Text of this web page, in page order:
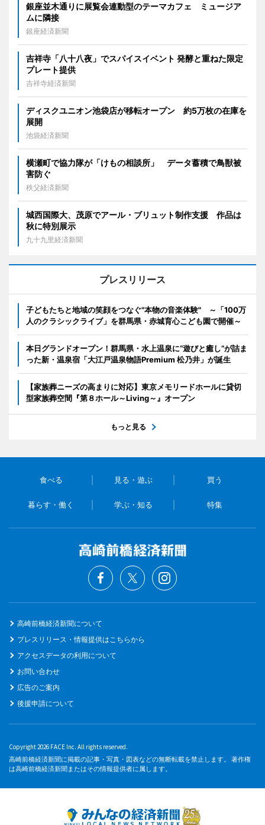
銀座並木通りに展覧会連動型のテーマカフェ ミュージア
ムに隣接
銀座経済新聞
吉祥寺「八十八夜」でスパイスイベント 発酵と重ねた限定
プレート提供
吉祥寺経済新聞
ディスクユニオン池袋店が移転オープン 約5万枚の在庫を
展開
池袋経済新聞
横瀬町で協力隊が「けもの相談所」 データ蓄積で鳥獣被
害防ぐ
秩父経済新聞
城西国際大、茂原でアール・ブリュット制作支援 作品は
秋に特別展示
九十九里経済新聞
プレスリリース
子どもたちと地域の笑顔をつなぐ"本物の音楽体験" ～「100万
人のクラシックライブ」を群馬県・赤城育心こども園で開催～
本日グランドオープン！群馬県・水上温泉に“遊びと癒し”が詰ま
った新・温泉宿「大江戸温泉物語Premium 松乃井」が誕生
【家族葬ニーズの高まりに対応】東京メモリードホールに貸切
型家族葬空間『第８ホール～Living～』オープン
もっと見る
食べる 見る・遊ぶ 買う
暮らす・働く 学ぶ・知る 特集
高崎前橋経済新聞について
プレスリリース・情報提供はこちらから
アクセスデータの利用について
お問い合わせ
広告のご案内
後援申請について
Copyright 2026 FACE Inc. All rights reserved.
高崎前橋経済新聞に掲載の記事・写真・図表などの無断転載を禁止します。 著作権
は高崎前橋経済新聞またはその情報提供者に属します。